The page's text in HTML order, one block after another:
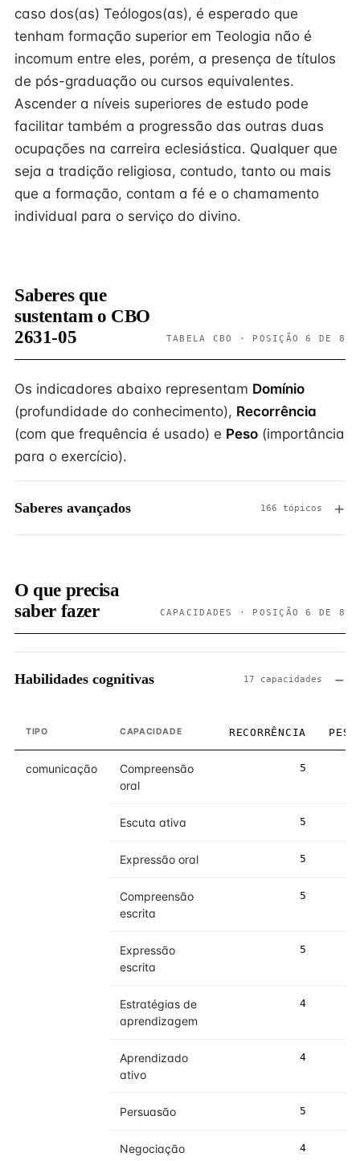
caso dos(as) Teólogos(as), é esperado que
tenham formação superior em Teologia não é
incomum entre eles, porém, a presença de títulos
de pós-graduação ou cursos equivalentes.
Ascender a níveis superiores de estudo pode
facilitar também a progressão das outras duas
ocupações na carreira eclesiástica. Qualquer que
seja a tradição religiosa, contudo, tanto ou mais
que a formação, contam a fé e o chamamento
individual para o serviço do divino.
Saberes que
sustentam o CBO
2631-05
TABELA CBO · POSIÇÃO 6 DE 8
Os indicadores abaixo representam Domínio
(profundidade do conhecimento), Recorrência
(com que frequência é usado) e Peso (importância
para o exercício).
Saberes avançados 166 tópicos
O que precisa
saber fazer
CAPACIDADES · POSIÇÃO 6 DE 8
Habilidades cognitivas 17 capacidades
TIPO CAPACIDADE RECORRÊNCIA PESO
comunicação
Compreensão
oral
5
Escuta ativa 5
Expressão oral 5
Compreensão
escrita
5
Expressão
escrita
5
Estratégias de
aprendizagem
4
Aprendizado
ativo
4
Persuasão 5
Negociação 4